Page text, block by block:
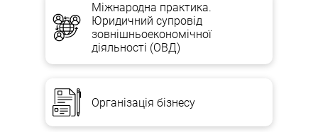
Міжнародна практика.
Юридичний супровід
зовнішньоекономічної
діяльності (ОВД)
Організація бізнесу